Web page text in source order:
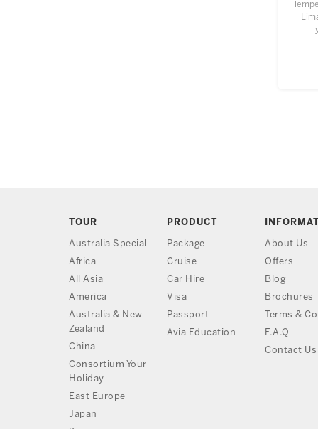
TOUR
Australia Special
Africa
All Asia
America
Australia & New
Zealand
China
Consortium Your
Holiday
East Europe
Japan
PRODUCT
Package
Cruise
Car Hire
Visa
Passport
Avia Education
About Us
Offers
Blog
Brochures
Terms &
F.A.Q
Contact Us